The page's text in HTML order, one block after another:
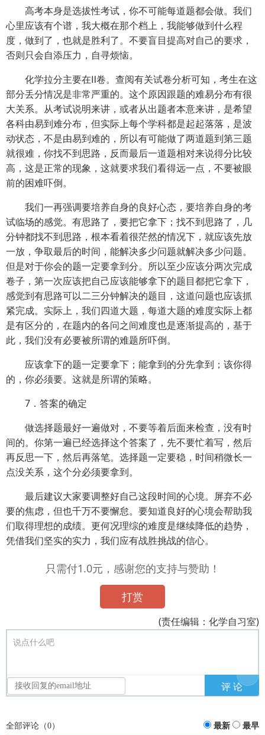
高考本身是选拔性考试，你不可能每道题都会做。我们
心里应该有个谱，我大概在那个档上，我能够做到什么程
度，做到了，也就是胜利了。不要盲目提高对自己的要求，
否则只会自添压力，自寻烦恼。
化学拉分主要在Ⅱ卷。查阅有关试卷分析可知，考生在这
部分丢分情况是非常严重的。这个原因跟题的难易分布有很
大关系。从考试说明来讲，或者从出题者本意来讲，是希望
各科由易到难分布，但实际上每个学科都是起起落落，是波
动状态，不是由易到难的，所以有可能做了两道题到第三题
就很难，你找不到思路，反而最后一道题相对来说得分比较
高，这是正常的现象，这就要求我们看得远一点，不要被眼
前的困难吓倒。
我们一再强调要培养自身的良好心态，要培养自身的考
试临场的感觉。有思路了，要把它拿下；找不到思路了，几
分钟都找不到思路，根本看着很茫然的情况下，就应该先放
一放，争取最后的时间，能解决多少问题就解决多少问题。
但是对于你会的题一定要拿到分。所以至少应该分两次完成
卷子，第一次应该把自己应该能够拿下的题目都把它拿下，
感觉到有思路可以二三分钟解决的题目，这道问题也应该抓
紧完成。实际上，我们四道大题，每道大题的难度实际上都
是有区分的，在题内的各问之间难度也是逐渐提高的，基于
此，我们没有必要被所谓的难题所吓倒。
应该拿下的题一定要拿下；能拿到的分先拿到；该你得
的，你必须要。这就是所谓的策略。
7．答案的确定
做选择题最好一遍做对，不要等着后面来检查，没有时
间的。你第一遍已经选择这个答案了，先不要忙着写，然后
再反思一下，然后再落笔。选择题一定要稳，时间稍微长一
点没关系，这个分必须要拿到。
最后建议大家要调整好自己这段时间的心境。屏弃不必
要的焦虑，但也千万不要懈怠。要知道良好的心境会帮助我
们取得理想的成绩。更何况理综的难度是继续降低的趋势，
凭借我们坚实的实力，我们应有战胜挑战的信心。
只需付1.0元，感谢您的支持与赞助！
打赏
(责任编辑：化学自习室)
说点什么吧
全部评论（0） 最新 最早